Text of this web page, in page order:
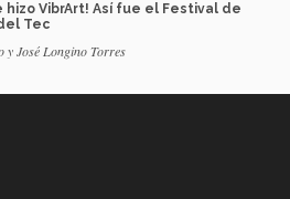
hizo VibrArt! Así fue el Festival de
Tec
y José Longino Torres